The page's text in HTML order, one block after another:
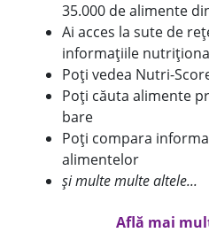
35.000 de alimente
Ai acces la sute de
informațiile
Poți vedea Nutri-
Poți căuta alimente
bare
Poți compara
alimentelor
și multe multe altele...
Află mai